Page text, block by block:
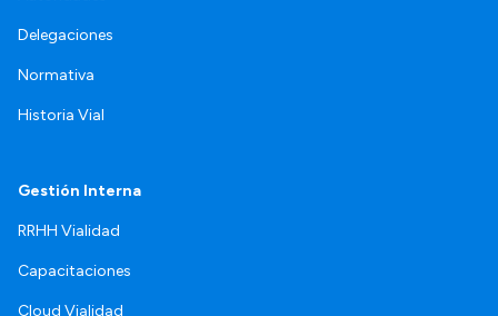
Delegaciones
Normativa
Historia Vial
Gestión Interna
RRHH Vialidad
Capacitaciones
Cloud Vialidad